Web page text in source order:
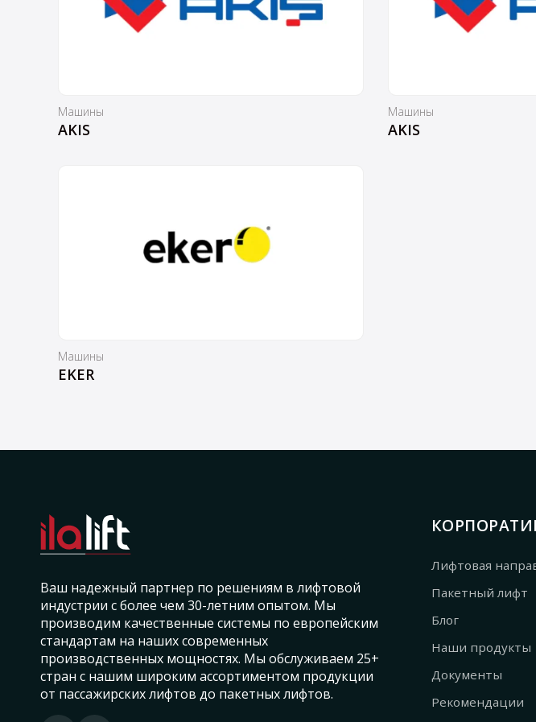
Машины
AKIS
Машины
AKIS
Машины
EKER
Ваш надежный партнер по решениям в лифтовой
индустрии с более чем 30-летним опытом. Мы
производим качественные системы по европейским
стандартам на наших современных
производственных мощностях. Мы обслуживаем 25+
стран с нашим широким ассортиментом продукции
от пассажирских лифтов до пакетных лифтов.
Лифтовая
Пакетный лифт
Блог
Наши продукты
Документы
Рекомендации